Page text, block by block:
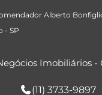
Alberto
- SP
Imobiliários -
(11) 3733-9897